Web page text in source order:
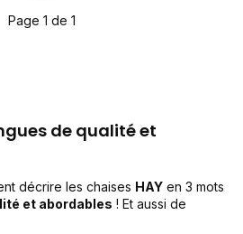
Page 1 de 1
de qualité et
décrire les chaises HAY en 3 mots
et abordables ! Et aussi de